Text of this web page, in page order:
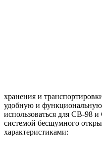
хранения и
удобную и функциональную
использоваться для СВ-98
системой бесшумного
характеристиками: